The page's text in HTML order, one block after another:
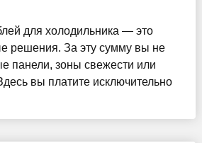
для холодильника — это
решения. За эту сумму вы не
панели, зоны свежести или
вы платите исключительно